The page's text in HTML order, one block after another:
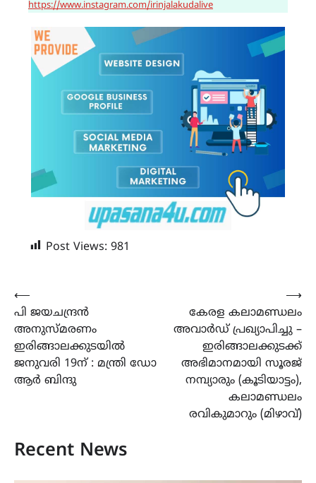
https://www.instagram.com/irinjalakudalive
Post Views: 981
Post
navigation
⟵
പി ജയചന്ദ്രൻ
അനുസ്മരണം
ഇരിങ്ങാലക്കുടയിൽ
ജനുവരി 19ന് : മന്ത്രി ഡോ
ആർ ബിന്ദു
കേരള കലാമണ്ഡലം
അവാർഡ് പ്രഖ്യാപിച്ചു –
ഇരിങ്ങാലക്കുടക്ക്
അഭിമാനമായി സൂരജ്
നമ്പ്യാരും (കൂടിയാട്ടം),
കലാമണ്ഡലം
രവികുമാറും (മിഴാവ്)
⟶
Recent News